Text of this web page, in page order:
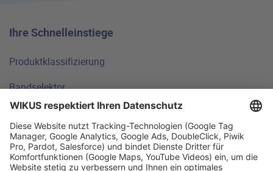
Ihre Schnelleinstiege
Produktklassifizierung
Bandselektor
Technische Grundlagen
FAQ
Standorte